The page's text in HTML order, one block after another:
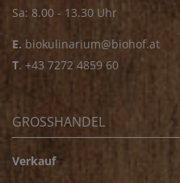
Sa: 8.00 - 13.30 Uhr
E. biokulinarium@biohof.at
T. +43 7272 4859 60
GROSSHANDEL
Verkauf